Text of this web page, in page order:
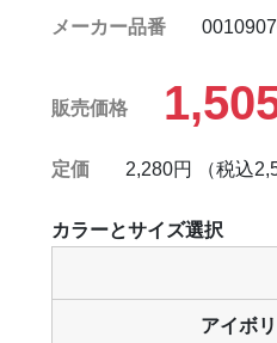
メーカー品番
販売価格
定価 2,280円 （税込
カラーとサイズ選択
アイボ